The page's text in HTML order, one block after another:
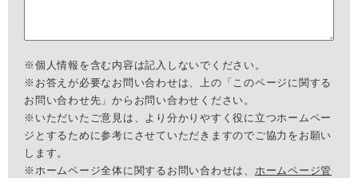
※個人情報を含む内容は記入しないでください。
※お答えが必要なお問い合わせは、上の「このページに関する
お問い合わせ先」からお問い合わせください。
※いただいたご意見は、より分かりやすく役に立つホームペー
ジとするために参考にさせていただきますのでご協力をお願い
します。
※ホームページ全体に関するお問い合わせは、 ホームページ管